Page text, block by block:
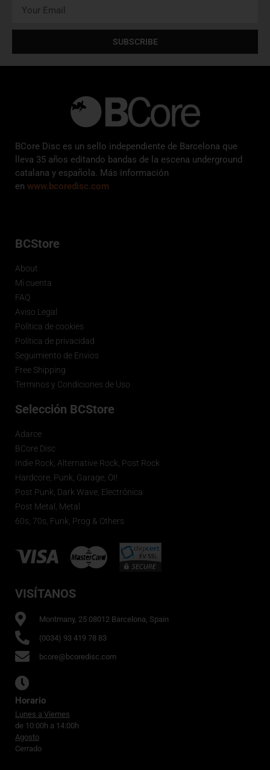
SUBSCRIBE
BCore Disc es un sello independiente de Barcelona que
lleva 35 años editando bandas de la escena underground
catalana y española. Más información
en www.bcoredisc.com
BCStore
About
Mi cuenta
FAQ
Aviso Legal
Política de cookies
Política de privacidad
Seguimiento de Envios
Free Shipping
Terminos y Condiciones de Uso
Selección BCStore
Adarce
BCore Disc
Indie Rock, Alternative Rock, Post Rock
Hardcore, Punk, Garage, OI!
Post Punk, Dark Wave, Electrónica
Post Metal, Metal
60s, 70s, Funk, Prog & Others
VISÍTANOS
Montmany, 25 08012 Barcelona, Spain
(0034) 93 419 78 83
bcore@bcoredisc.com
Horario
Lunes a Viernes
de 10:00h a 14:00h
Agosto
Cerrado